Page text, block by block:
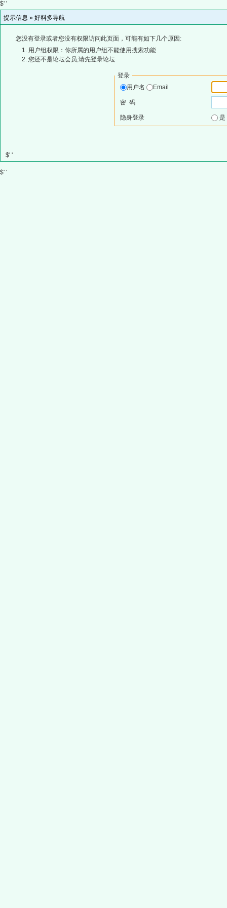
$' '
提示信息 » 好料多导航
您没有登录或者您没有权限访问此页面，可能有如下几个原因:
用户组权限：你所属的用户组不能使用搜索功能
您还不是论坛会员,请先登录论坛
登录
用户名
Email
密 码
隐身登录
$' '
$' '